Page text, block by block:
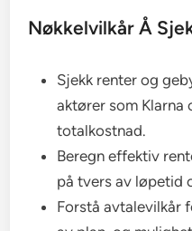
Nøkkelvilkår Å
Sjekk renter og
aktører som Klarna
totalkostnad.
Beregn effektiv
på tvers av løpetid
Forstå avtalevilkår